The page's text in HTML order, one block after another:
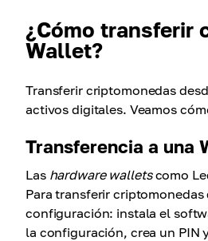
¿Cómo transferir
Wallet?
Transferir criptomonedas
activos digitales. Veamos
Transferencia a una
Las hardware walletscomo
Para transferir
configuración: instala el
la configuración, crea un PIN